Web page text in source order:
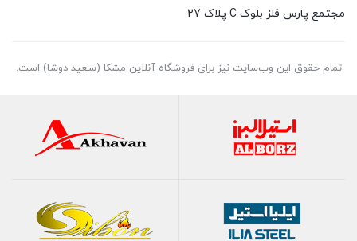
مجتمع پارس فلز بلوک C پلاک 27
تمام حقوق اين وب‌سايت نیز برای فروشگاه آنلاین مشکا (سعید دوشا) است.